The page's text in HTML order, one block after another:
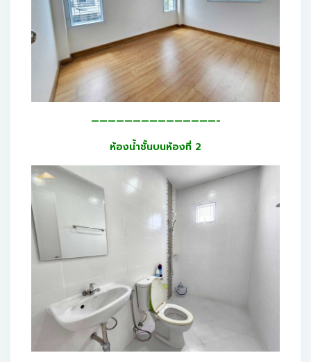
———————————————-
ห้องน้ำชั้นบนห้องที่ 2